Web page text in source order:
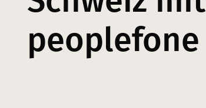
peoplefone